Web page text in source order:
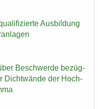
Aus­bil­dung
Be­schwer­de be­züg­
Dicht­wän­de der Hoch­